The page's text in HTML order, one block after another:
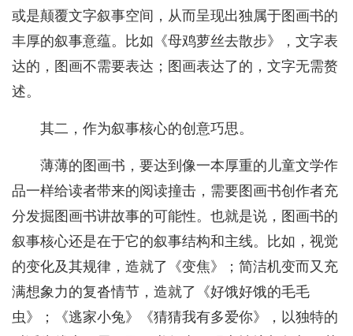
或是颠覆文字叙事空间，从而呈现出独属于图画书的
丰厚的叙事意蕴。比如《母鸡萝丝去散步》，文字表
达的，图画不需要表达；图画表达了的，文字无需赘
述。
其二，作为叙事核心的创意巧思。
薄薄的图画书，要达到像一本厚重的儿童文学作
品一样给读者带来的阅读撞击，需要图画书创作者充
分发掘图画书讲故事的可能性。也就是说，图画书的
叙事核心还是在于它的叙事结构和主线。比如，视觉
的变化及其规律，造就了《变焦》；简洁机变而又充
满想象力的复沓情节，造就了《好饿好饿的毛毛
虫》；《逃家小兔》《猜猜我有多爱你》，以独特的